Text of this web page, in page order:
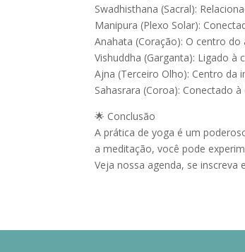
Swadhisthana (Sacral):
Manipura (Plexo Solar):
Anahata (Coração): O centro
Vishuddha (Garganta): Ligado
Ajna (Terceiro Olho): Centro da
Sahasrara (Coroa): Conectado
🌟 Conclusão
A prática de yoga é um
a meditação, você pode
Veja nossa agenda, se